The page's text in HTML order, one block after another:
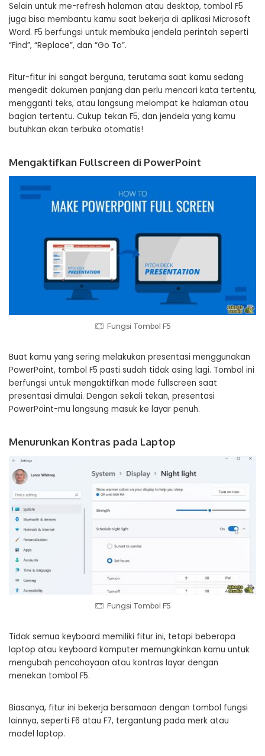
Selain untuk me-refresh halaman atau desktop, tombol F5
juga bisa membantu kamu saat bekerja di aplikasi Microsoft
Word. F5 berfungsi untuk membuka jendela perintah seperti
“Find”, “Replace”, dan “Go To”.
Fitur-fitur ini sangat berguna, terutama saat kamu sedang
mengedit dokumen panjang dan perlu mencari kata tertentu,
mengganti teks, atau langsung melompat ke halaman atau
bagian tertentu. Cukup tekan F5, dan jendela yang kamu
butuhkan akan terbuka otomatis!
Mengaktifkan Fullscreen di PowerPoint
Fungsi Tombol F5
Buat kamu yang sering melakukan presentasi menggunakan
PowerPoint, tombol F5 pasti sudah tidak asing lagi. Tombol ini
berfungsi untuk mengaktifkan mode fullscreen saat
presentasi dimulai. Dengan sekali tekan, presentasi
PowerPoint-mu langsung masuk ke layar penuh.
Menurunkan Kontras pada Laptop
Fungsi Tombol F5
Tidak semua keyboard memiliki fitur ini, tetapi beberapa
laptop atau keyboard komputer memungkinkan kamu untuk
mengubah pencahayaan atau kontras layar dengan
menekan tombol F5.
Biasanya, fitur ini bekerja bersamaan dengan tombol fungsi
lainnya, seperti F6 atau F7, tergantung pada merk atau
model laptop.